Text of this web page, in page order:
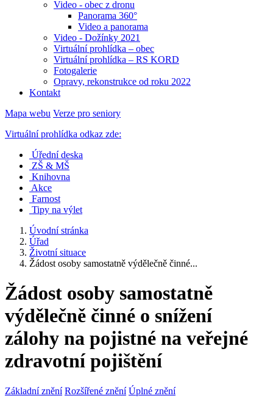
Video - obec z dronu
Panorama 360°
Video a panorama
Video - Dožínky 2021
Virtuální prohlídka – obec
Virtuální prohlídka – RS KORD
Fotogalerie
Opravy, rekonstrukce od roku 2022
Kontakt
Mapa webu Verze pro seniory
Virtuální prohlídka odkaz zde:
Úřední deska
ZŠ & MŠ
Knihovna
Akce
Farnost
Tipy na výlet
Úvodní stránka
Úřad
Životní situace
Žádost osoby samostatně výdělečně činné...
Žádost osoby samostatně
výdělečně činné o snížení
zálohy na pojistné na veřejné
zdravotní pojištění
Základní znění Rozšířené znění Úplné znění